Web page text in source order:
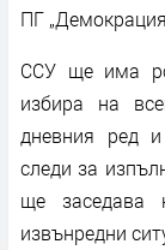
ПГ
ССУ ще има
избира на
дневния ред
следи за
ще заседава
извънредни